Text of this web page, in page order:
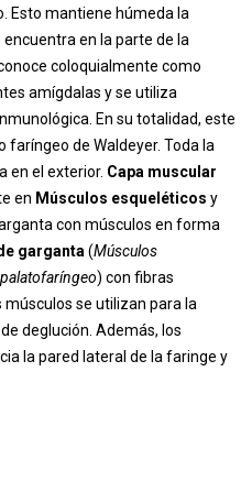
Esto mantiene húmeda la
en la parte de la
coloquialmente como
amígdalas y se utiliza
En su totalidad, este
de Waldeyer. Toda la
en el exterior. Capa muscular
en Músculos esqueléticos y
con músculos en forma
garganta (Músculos
) con fibras
se utilizan para la
deglución. Además, los
la pared lateral de la faringe y